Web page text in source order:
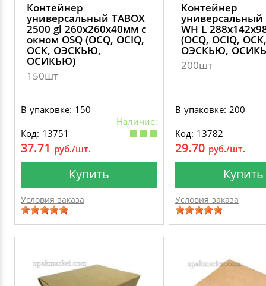
Контейнер
универсальный TABOX
2500 gl 260х260х40мм с
окном OSQ (OCQ, OCIQ,
ОСК, ОЭСКЬЮ,
ОСИКЬЮ)
150шт
В упаковке: 150
Наличие:
Код: 13751
37.71 руб./шт.
Купить
Условия заказа
Контейнер
универсальный
WH L
(OCQ, OCIQ, ОСК,
ОЭСКЬЮ,
200шт
В упаковке: 200
Код: 13782
29.70 руб./шт.
Купить
Условия заказа